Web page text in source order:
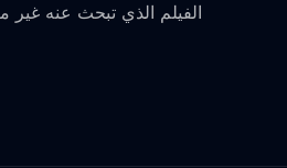
الفيلم الذي تبحث عنه غير